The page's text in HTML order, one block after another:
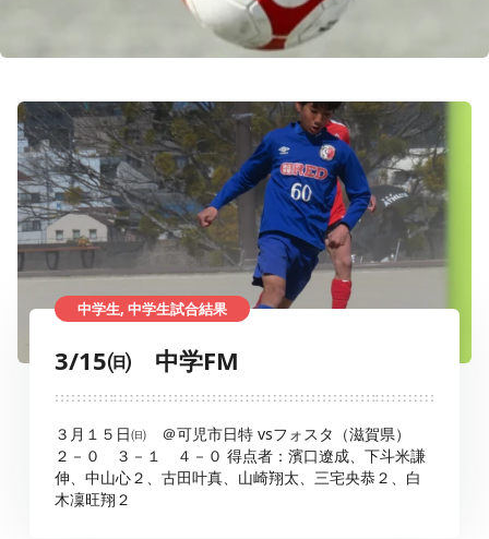
中学生, 中学生試合結果
3/15㈰ 中学FM
３月１５日㈰ ＠可児市日特 vsフォスタ（滋賀県）
２－０ ３－１ ４－０ 得点者：濱口遼成、下斗米謙
伸、中山心２、古田叶真、山崎翔太、三宅央恭２、白
木凜旺翔２